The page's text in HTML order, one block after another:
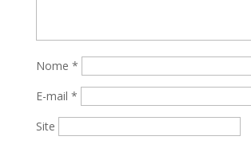
Nome *
E-mail *
Site